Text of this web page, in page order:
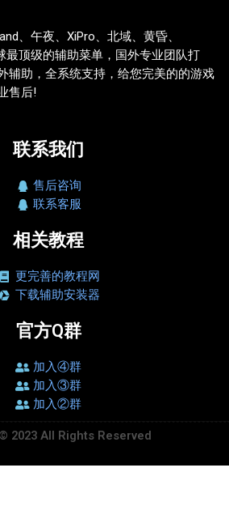
、午夜、XiPro、北域、黄昏、
最顶级的辅助菜单，国外专业团队打
辅助，全系统支持，给您完美的的游戏
售后!
联系我们
售后咨询
联系客服
相关教程
更完善的教程网
下载辅助安装器
官方Q群
加入④群
加入③群
加入②群
2023 All Rights Reserved